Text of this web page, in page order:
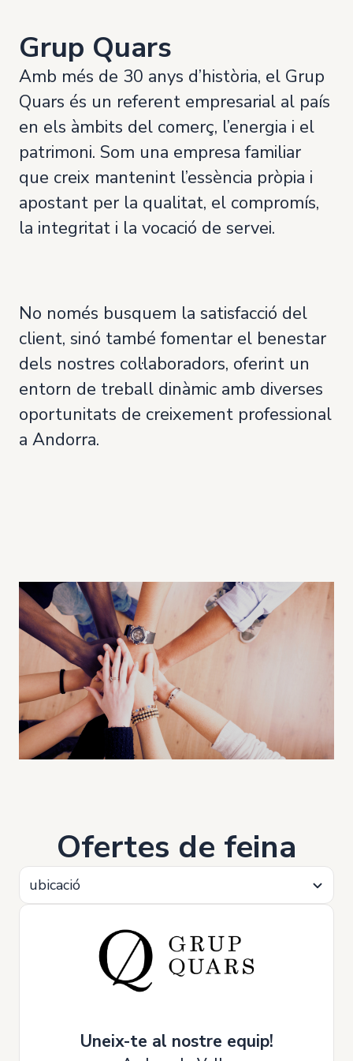
Grup Quars
Amb més de 30 anys d’història, el Grup
Quars és un referent empresarial al país
en els àmbits del comerç, l’energia i el
patrimoni. Som una empresa familiar
que creix mantenint l’essència pròpia i
apostant per la qualitat, el compromís,
la integritat i la vocació de servei.
No només busquem la satisfacció del
client, sinó també fomentar el benestar
dels nostres col·laboradors, oferint un
entorn de treball dinàmic amb diverses
oportunitats de creixement professional
a Andorra.
Ofertes de feina
ubicació
Uneix-te al nostre equip!